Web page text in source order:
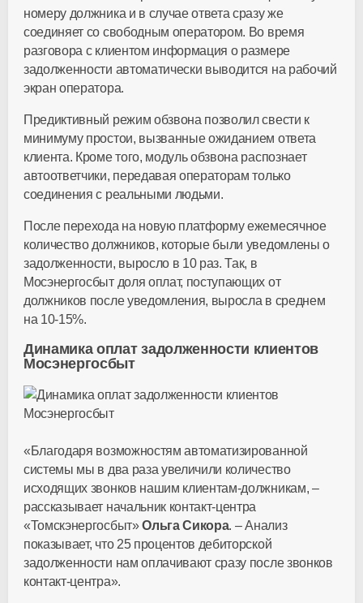
номеру должника и в случае ответа сразу же
соединяет со свободным оператором. Во время
разговора с клиентом информация о размере
задолженности автоматически выводится на рабочий
экран оператора.
Предиктивный режим обзвона позволил свести к
минимуму простои, вызванные ожиданием ответа
клиента. Кроме того, модуль обзвона распознает
автоответчики, передавая операторам только
соединения с реальными людьми.
После перехода на новую платформу ежемесячное
количество должников, которые были уведомлены о
задолженности, выросло в 10 раз. Так, в
Мосэнергосбыт доля оплат, поступающих от
должников после уведомления, выросла в среднем
на 10-15%.
Динамика оплат задолженности клиентов
Мосэнергосбыт
«Благодаря возможностям автоматизированной
системы мы в два раза увеличили количество
исходящих звонков нашим клиентам-должникам, –
рассказывает начальник контакт-центра
«Томскэнергосбыт»Ольга Сикора. – Анализ
показывает, что 25 процентов дебиторской
задолженности нам оплачивают сразу после звонков
контакт-центра».